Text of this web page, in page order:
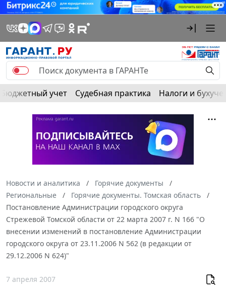
Бюджетный учет Судебная практика Налоги и
Новости и аналитика
Горячие документы
Региональные
Горячие документы. Томская область
Постановление Администрации городского округа
Стрежевой Томской области от 22 марта 2007 г. N 166 "О
внесении изменений в постановление Администрации
городского округа от 23.11.2006 N 562 (в редакции от
29.12.2006 N 624)"
7 апреля 2007